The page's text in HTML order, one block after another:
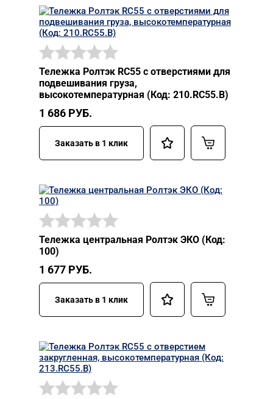
Тележка Ролтэк RC55 с отверстиями для
подвешивания груза,
высокотемпературная (Код: 210.RC55.В)
1 686 РУБ.
Заказать в 1 клик
Тележка центральная Ролтэк ЭКО (Код:
100)
1 677 РУБ.
Заказать в 1 клик